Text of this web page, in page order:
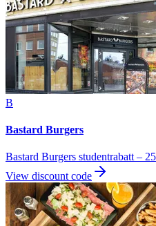
B
Bastard Burgers
Bastard Burgers studentrabatt –
View discount code